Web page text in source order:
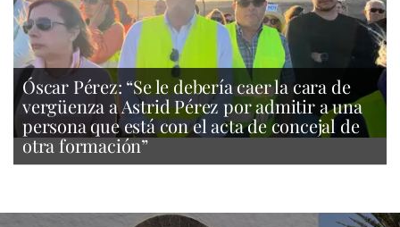
Óscar Pérez: “Se le debería caer la cara de
vergüenza a Astrid Pérez por admitir a una
persona que está con el acta de concejal de
otra formación”